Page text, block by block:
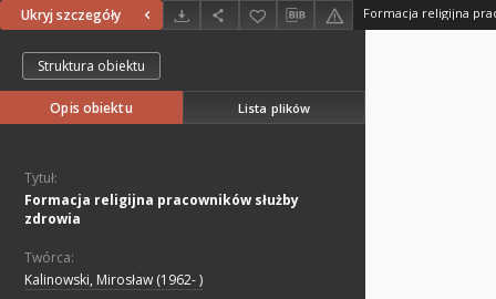
Ukryj szczegóły Formacja religijna
Struktura obiektu
Opis obiektu Lista plików
Tytuł:
Formacja religijna pracowników służby
zdrowia
Twórca:
Kalinowski, Mirosław (1962- )